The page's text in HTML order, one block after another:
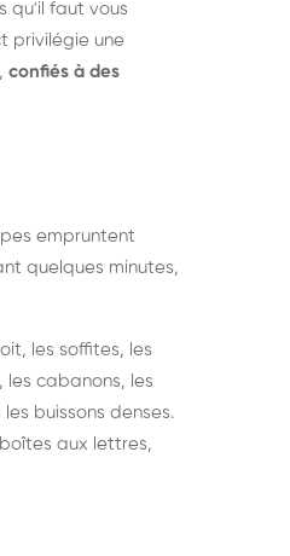
qu'il faut vous
privilégie une
confiés à des
empruntent
quelques minutes,
les soffites, les
les cabanons, les
buissons denses.
aux lettres,